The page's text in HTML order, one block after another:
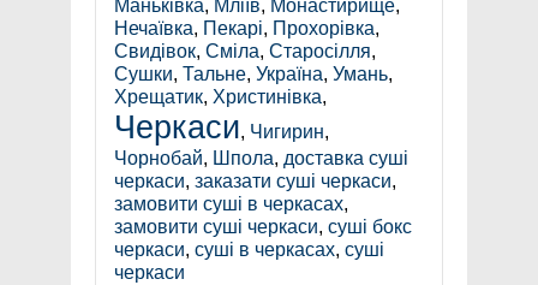
Маньківка, Мліїв, Монастирище,
Нечаївка, Пекарі, Прохорівка,
Свидівок, Сміла, Старосілля,
Сушки, Тальне, Україна, Умань,
Хрещатик, Христинівка,
Черкаси, Чигирин,
Чорнобай, Шпола, доставка суші
черкаси, заказати суші черкаси,
замовити суші в черкасах,
замовити суші черкаси, суші бокс
черкаси, суші в черкасах, суші
черкаси